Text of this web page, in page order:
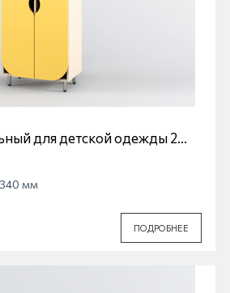
для детской одежды 2
мм
ПОДРОБНЕЕ